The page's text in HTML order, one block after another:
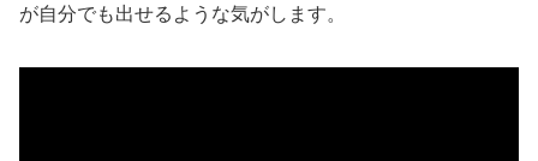
が自分でも出せるような気がします。